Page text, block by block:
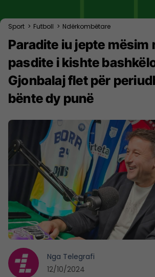
Sport > Futboll > Ndërkombëtare
Paradite iu jepte mësim
pasdite i kishte
Gjonbalaj flet për
bënte dy punë
Nga Telegrafi
12/10/2024